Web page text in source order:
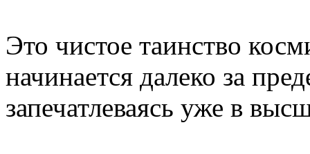
Это чистое таинство
начинается далеко за
запечатлеваясь уже в